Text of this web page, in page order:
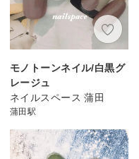
モノトーンネイル/白黒グ
レージュ
ネイルスペース 蒲田
蒲田駅